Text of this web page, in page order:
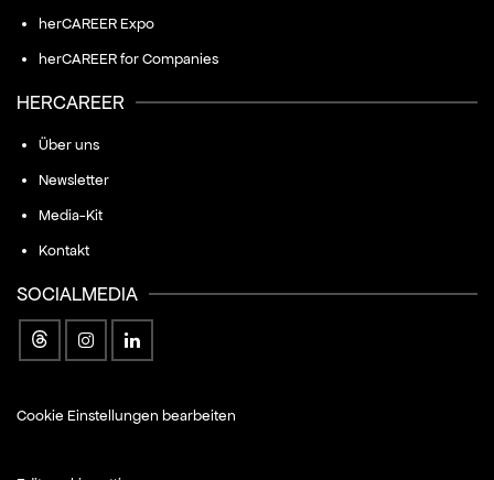
herCAREER Expo
herCAREER for Companies
HERCAREER
Über uns
Newsletter
Media-Kit
Kontakt
SOCIALMEDIA
Cookie Einstellungen bearbeiten